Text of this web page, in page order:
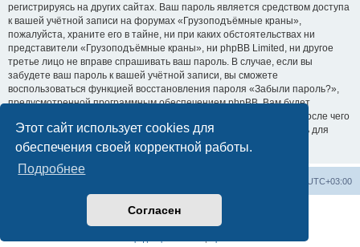
Этот сайт использует cookies для
обеспечения своей корректной работы.
Подробнее
Согласен
регистрируясь на других сайтах. Ваш пароль является средством доступа
к вашей учётной записи на форумах «Грузоподъёмные краны»,
пожалуйста, храните его в тайне, ни при каких обстоятельствах ни
представители «Грузоподъёмные краны», ни phpBB Limited, ни другое
третье лицо не вправе спрашивать ваш пароль. В случае, если вы
забудете ваш пароль к вашей учётной записи, вы сможете
воспользоваться функцией восстановления пароля «Забыли пароль?»,
предусмотренной программным обеспечением phpBB. Вам будет
необходимо ввести ваше имя пользователя и ваш адрес email, после чего
программное обеспечение phpBB сгенерирует вам новый пароль для
вашей учётной записи.
UTC+03:00
Создано на основеphpBB® Forum Software © phpBB Limited
Русская поддержка phpBB